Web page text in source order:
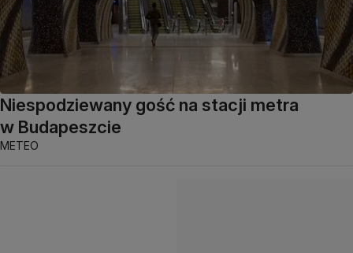
Niespodziewany gość na stacji metra
w Budapeszcie
METEO